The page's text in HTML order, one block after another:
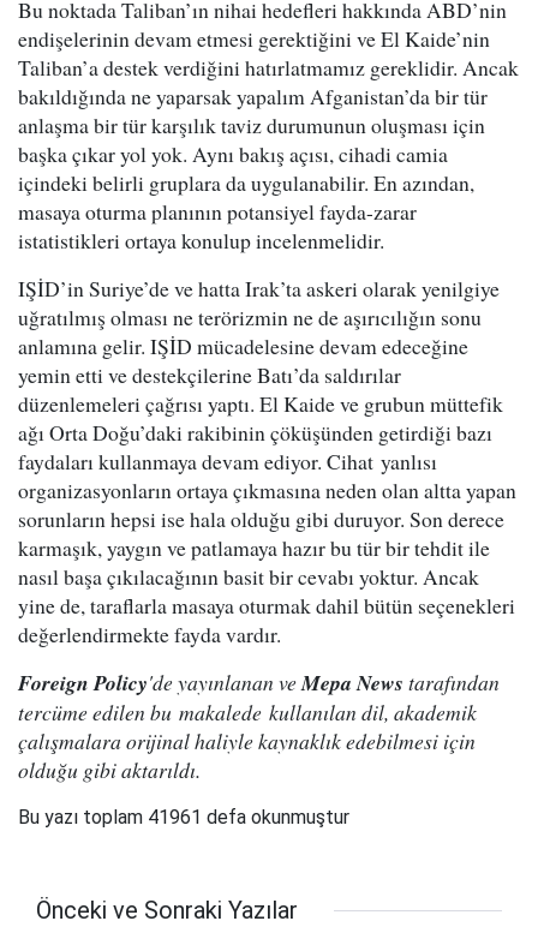
Bu noktada Taliban’ın nihai hedefleri hakkında ABD’nin
endişelerinin devam etmesi gerektiğini ve El Kaide’nin
Taliban’a destek verdiğini hatırlatmamız gereklidir. Ancak
bakıldığında ne yaparsak yapalım Afganistan’da bir tür
anlaşma bir tür karşılık taviz durumunun oluşması için
başka çıkar yol yok. Aynı bakış açısı, cihadi camia
içindeki belirli gruplara da uygulanabilir. En azından,
masaya oturma planının potansiyel fayda-zarar
istatistikleri ortaya konulup incelenmelidir.
IŞİD’in Suriye’de ve hatta Irak’ta askeri olarak yenilgiye
uğratılmış olması ne terörizmin ne de aşırıcılığın sonu
anlamına gelir. IŞİD mücadelesine devam edeceğine
yemin etti ve destekçilerine Batı’da saldırılar
düzenlemeleri çağrısı yaptı. El Kaide ve grubun müttefik
ağı Orta Doğu’daki rakibinin çöküşünden getirdiği bazı
faydaları kullanmaya devam ediyor. Cihat yanlısı
organizasyonların ortaya çıkmasına neden olan altta yapan
sorunların hepsi ise hala olduğu gibi duruyor. Son derece
karmaşık, yaygın ve patlamaya hazır bu tür bir tehdit ile
nasıl başa çıkılacağının basit bir cevabı yoktur. Ancak
yine de, taraflarla masaya oturmak dahil bütün seçenekleri
değerlendirmekte fayda vardır.
Foreign Policy'de yayınlanan veMepa News tarafından
tercüme edilen bu makalede kullanılan dil, akademik
çalışmalara orijinal haliyle kaynaklık edebilmesi için
olduğu gibi aktarıldı.
Bu yazı toplam 41961 defa okunmuştur
Önceki ve Sonraki Yazılar